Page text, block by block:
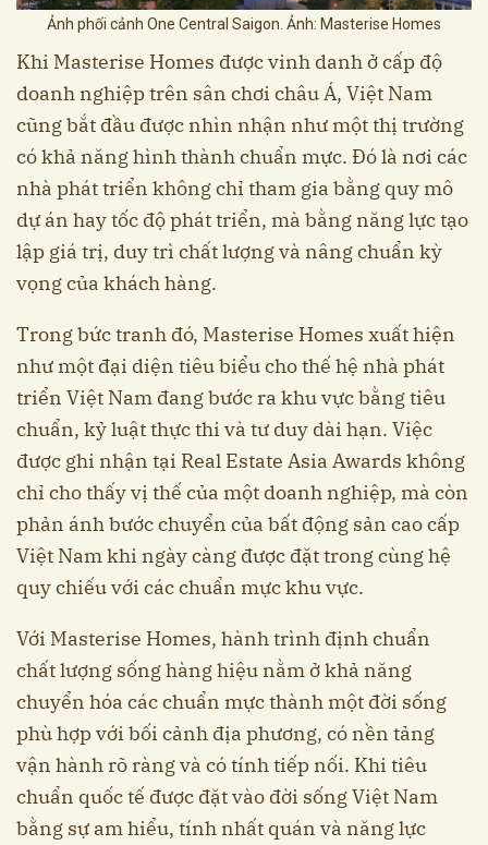
Ảnh phối cảnh One Central Saigon. Ảnh: Masterise Homes
Khi Masterise Homes được vinh danh ở cấp độ
doanh nghiệp trên sân chơi châu Á, Việt Nam
cũng bắt đầu được nhìn nhận như một thị trường
có khả năng hình thành chuẩn mực. Đó là nơi các
nhà phát triển không chỉ tham gia bằng quy mô
dự án hay tốc độ phát triển, mà bằng năng lực tạo
lập giá trị, duy trì chất lượng và nâng chuẩn kỳ
vọng của khách hàng.
Trong bức tranh đó, Masterise Homes xuất hiện
như một đại diện tiêu biểu cho thế hệ nhà phát
triển Việt Nam đang bước ra khu vực bằng tiêu
chuẩn, kỷ luật thực thi và tư duy dài hạn. Việc
được ghi nhận tại Real Estate Asia Awards không
chỉ cho thấy vị thế của một doanh nghiệp, mà còn
phản ánh bước chuyển của bất động sản cao cấp
Việt Nam khi ngày càng được đặt trong cùng hệ
quy chiếu với các chuẩn mực khu vực.
Với Masterise Homes, hành trình định chuẩn
chất lượng sống hàng hiệu nằm ở khả năng
chuyển hóa các chuẩn mực thành một đời sống
phù hợp với bối cảnh địa phương, có nền tảng
vận hành rõ ràng và có tính tiếp nối. Khi tiêu
chuẩn quốc tế được đặt vào đời sống Việt Nam
bằng sự am hiểu, tính nhất quán và năng lực